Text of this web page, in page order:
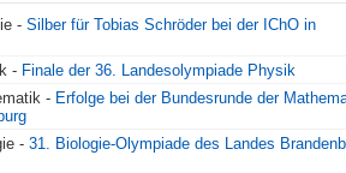
- Silber für Tobias Schröder bei der IChO in
- Finale der 36. Landesolympiade Physik
- Erfolge bei der Bundesrunde der
- 31. Biologie-Olympiade des Landes